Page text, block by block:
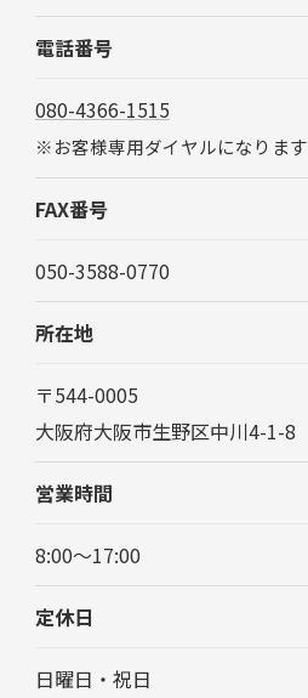
電話番号
080-4366-1515
※お客様専用ダイヤルになります
FAX番号
050-3588-0770
所在地
〒544-0005
大阪府大阪市生野区中川4-1-8
営業時間
8:00～17:00
定休日
日曜日・祝日